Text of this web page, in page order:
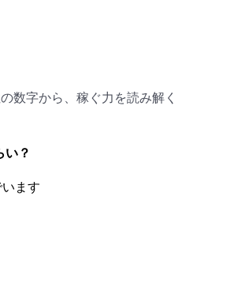
数字から、稼ぐ力を読み解く
い？
ます